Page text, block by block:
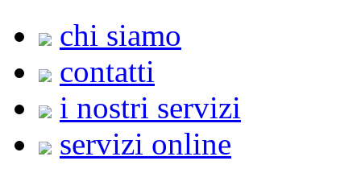
chi siamo
contatti
i nostri servizi
servizi online